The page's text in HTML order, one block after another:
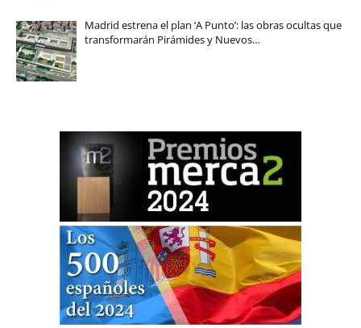
Madrid estrena el plan ‘A Punto’: las obras ocultas que
transformarán Pirámides y Nuevos…